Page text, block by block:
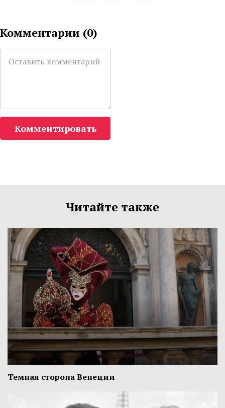
Комментарии (0)
Комментировать
Читайте также
Темная сторона Венеции